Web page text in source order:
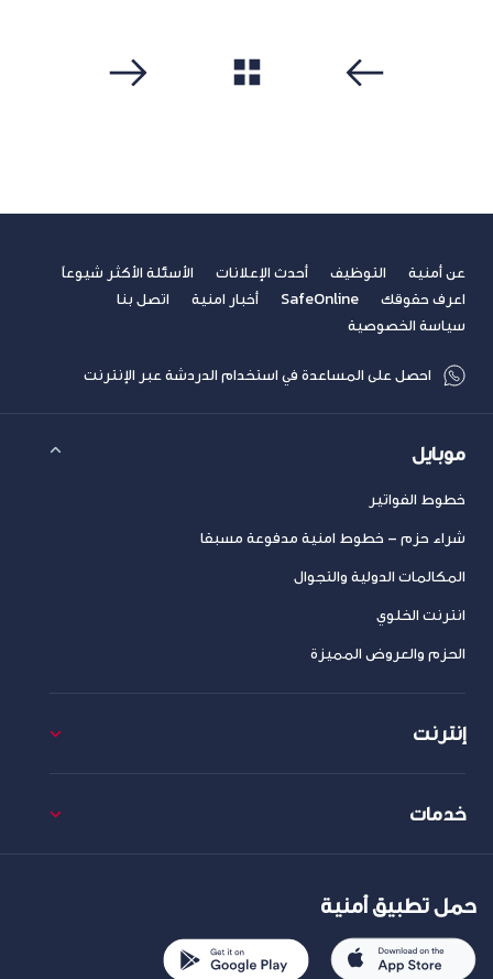
عن أمنية التوظيف أحدث الإعلانات
الأسئلة الأكثر شيوعاً
اعرف حقوقك
SafeOnline أخبار امنية
اتصل بنا
سياسة الخصوصية
احصل على المساعدة في استخدام الدردشة عبر الإنترنت
موبايل
خطوط الفواتير
شراء حزم – خطوط امنية مدفوعة مسبقا
المكالمات الدولية والتجوال
انترنت الخلوي
الحزم والعروض المميزة
إنترنت
خدمات
حمل تطبيق أمنية